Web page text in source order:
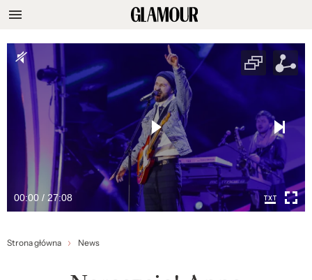
00:00 / 27:08
Strona główna News